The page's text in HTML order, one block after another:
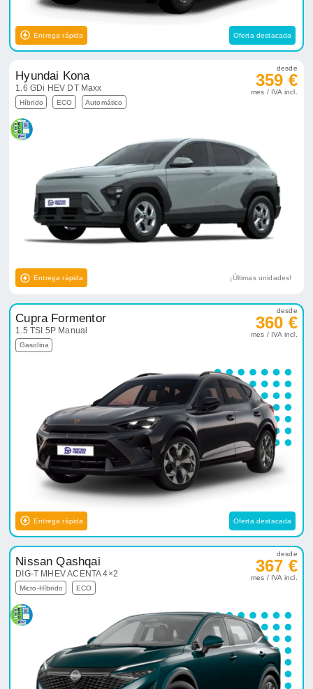
Entrega rápida Oferta destacada
Hyundai Kona
1.6 GDi HEV DT Maxx
Híbrido ECO Automático
desde
359 €
mes / IVA incl.
Entrega rápida ¡Últimas unidades!
Cupra Formentor
1.5 TSI 5P Manual
Gasolina
desde
360 €
mes / IVA incl.
Entrega rápida Oferta destacada
Nissan Qashqai
DIG-T MHEV ACENTA 4×2
Micro-Híbrido ECO
desde
367 €
mes / IVA incl.